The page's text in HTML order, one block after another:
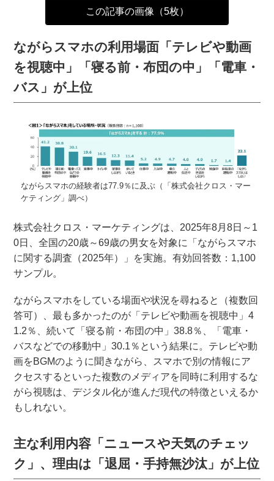
この記事の画像（5枚）
ながらスマホの利用場面「テレビや動画
を視聴中」「寝る前・布団の中」「電車・
バス」が上位
ながらスマホの経験者は77.9％に及ぶ（「株式会社クロス・マー
ケティング」調べ）
株式会社クロス・マーケティングは、2025年8月8日～1
0日、全国の20歳～69歳の男女を対象に「ながらスマホ
に関する調査（2025年）」を実施。有効回答数：1,100
サンプル。
ながらスマホをしている場面や状況を尋ねると（複数回
答可）、最も多かったのが「テレビや動画を視聴中」4
1.2％、続いて「寝る前・布団の中」38.8％、「電車・
バスなどでの移動中」30.1％という結果に。テレビや動
画をBGMのように聞きながら、スマホで別の情報にア
クセスするといった複数のメディアを同時に利用するな
がら視聴は、デジタル化が進んだ現代の特徴といえるか
もしれない。
主な利用内容「ニュースや天気のチェッ
ク」、理由は「退屈・手持無沙汰」が上位